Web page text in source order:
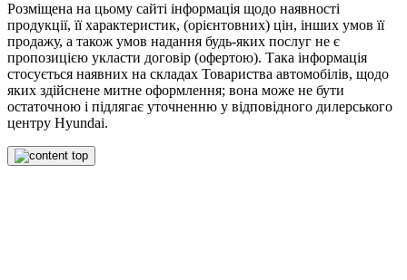
Розміщена на цьому сайті інформація щодо наявності
продукції, її характеристик, (орієнтовних) цін, інших умов її
продажу, а також умов надання будь-яких послуг не є
пропозицією укласти договір (офертою). Така інформація
стосується наявних на складах Товариства автомобілів, щодо
яких здійснене митне оформлення; вона може не бути
остаточною і підлягає уточненню у відповідного дилерського
центру Hyundai.